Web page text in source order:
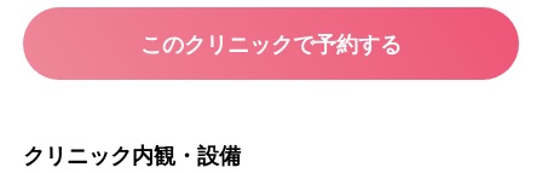
このクリニックで予約する
クリニック内観・設備